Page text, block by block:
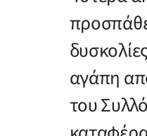
αγάπη
του